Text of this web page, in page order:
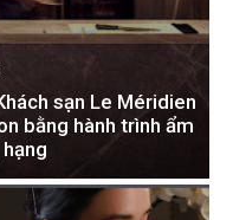
sạn Le Méridien
bằng hành trình ẩm